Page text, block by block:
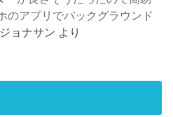
のアプリでバックグラウンド
ョナサン より